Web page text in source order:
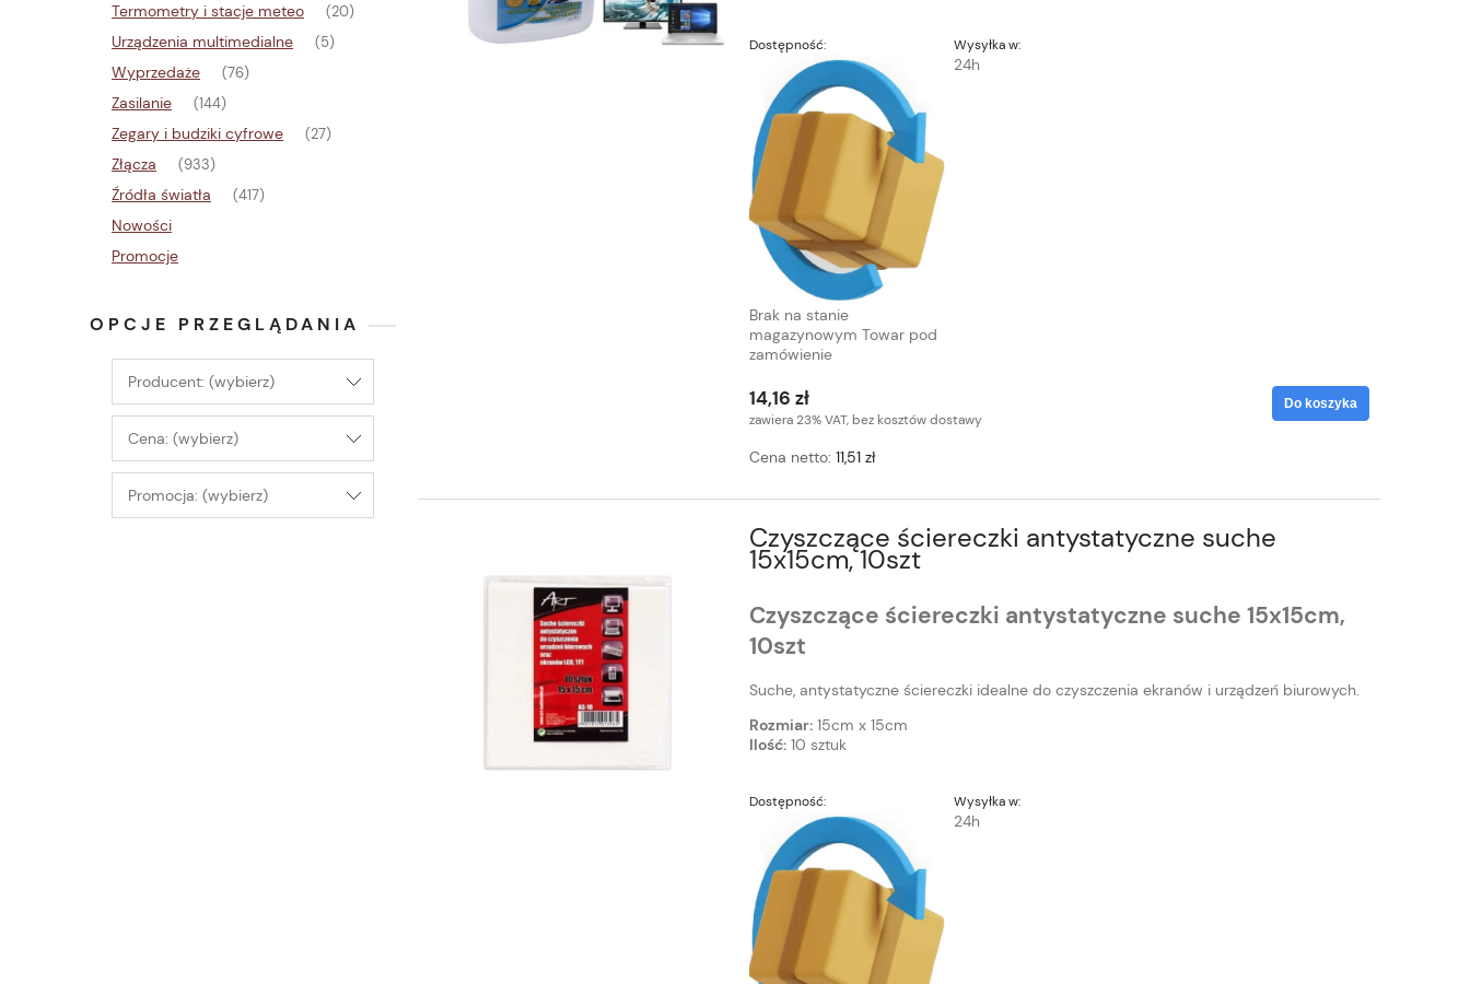
Termometry i stacje meteo (20)
Urządzenia multimedialne (5)
Wyprzedaże (76)
Zasilanie (144)
Zegary i budziki cyfrowe (27)
Złącza (933)
Źródła światła (417)
Nowości
Promocje
OPCJE PRZEGLĄDANIA
Producent: (wybierz)
Cena: (wybierz)
Promocja: (wybierz)
Dostępność:
Brak na stanie
magazynowym Towar pod
zamówienie
Wysyłka w:
24h
14,16 zł
zawiera 23% VAT, bez kosztów dostawy
Cena netto: 11,51 zł
Do koszyka
Czyszczące ściereczki antystatyczne suche
15x15cm, 10szt
Czyszczące ściereczki antystatyczne suche 15x15cm,
10szt
Suche, antystatyczne ściereczki idealne do czyszczenia ekranów i urządzeń biurowych.
Rozmiar:15cm x 15cm
Ilość:10 sztuk
Dostępność: Wysyłka w:
24h